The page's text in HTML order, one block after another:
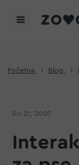
Početna Blog
Svi 21, 2020